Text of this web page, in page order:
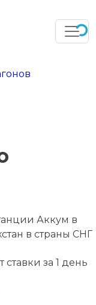
Аккум в
в страны СНГ
ставки за 1 день